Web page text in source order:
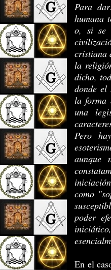
Para
humana
o, si se
cristiana
la
dicho,
donde el
la forma
una
Pero
aunque
como
poder
En el